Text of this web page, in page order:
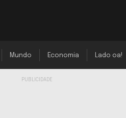
Mundo Economia Lado oa!